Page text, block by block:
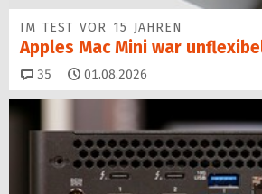
IM TEST VOR 15 JAHREN
Apples Mac Mini war
35 Kommentare
01.08.2026